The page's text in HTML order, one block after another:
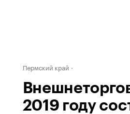
Пермский край
2019 году